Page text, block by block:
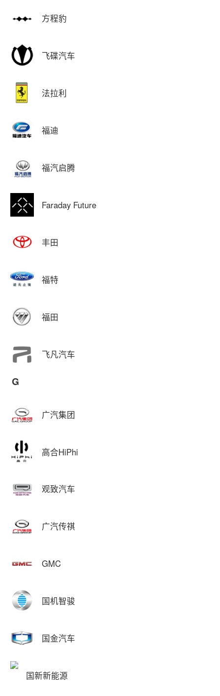
方程豹
飞碟汽车
法拉利
福迪
福汽启腾
Faraday Future
丰田
福特
福田
飞凡汽车
G
广汽集团
高合HiPhi
观致汽车
广汽传祺
GMC
国机智骏
国金汽车
国新新能源